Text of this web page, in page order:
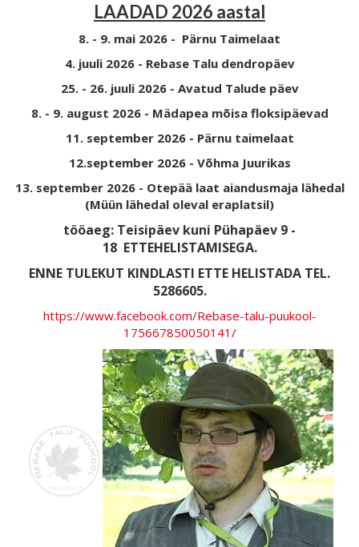
LAADAD 2026 aastal
8. - 9. mai 2026 - Pärnu Taimelaat
4. juuli 2026 - Rebase Talu dendropäev
25. - 26. juuli 2026 - Avatud Talude päev
8. - 9. august 2026 - Mädapea mõisa floksipäevad
11. september 2026 - Pärnu taimelaat
12.september 2026 - Võhma Juurikas
13. september 2026 - Otepää laat aiandusmaja lähedal
(Müün lähedal oleval eraplatsil)
tööaeg: Teisipäev kuni Pühapäev 9 -
18 ETTEHELISTAMISEGA.
ENNE TULEKUT KINDLASTI ETTE HELISTADA TEL.
5286605.
https://www.facebook.com/Rebase-talu-puukool-
175667850050141/